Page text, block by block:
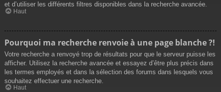
et d’utiliser les différents filtres disponibles dans la recherche avancée.
Haut
Pourquoi ma recherche renvoie à une page blanche ?!
Votre recherche a renvoyé trop de résultats pour que le serveur puisse les
afficher. Utilisez la recherche avancée et essayez d’être plus précis dans
les termes employés et dans la sélection des forums dans lesquels vous
souhaitez effectuer une recherche.
Haut